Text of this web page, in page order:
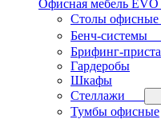
Офисная мебель
Cтолы офисные
Бенч-системы
Брифинг-
Гардеробы
Шкафы
Стеллажи
Тумбы офисные